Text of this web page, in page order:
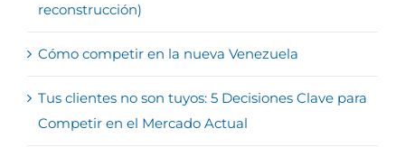
reconstrucción)
Cómo competir en la nueva Venezuela
Tus clientes no son tuyos: 5 Decisiones Clave para
Competir en el Mercado Actual